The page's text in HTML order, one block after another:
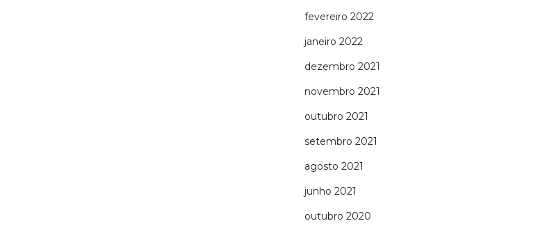
fevereiro 2022
janeiro 2022
dezembro 2021
novembro 2021
outubro 2021
setembro 2021
agosto 2021
junho 2021
outubro 2020